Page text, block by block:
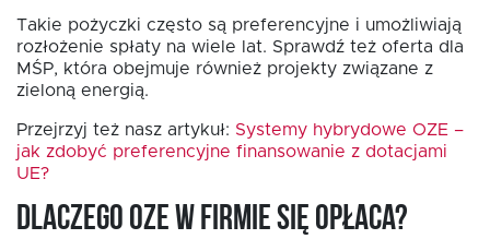
Takie pożyczki często są preferencyjne i umożliwiają
rozłożenie spłaty na wiele lat. Sprawdź też oferta dla
MŚP, która obejmuje również projekty związane z
zieloną energią.
Przejrzyj też nasz artykuł: Systemy hybrydowe OZE –
jak zdobyć preferencyjne finansowanie z dotacjami
UE?
Dlaczego OZE w firmie się opłaca?